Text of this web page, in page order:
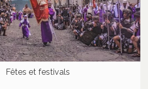
Fêtes et festivals